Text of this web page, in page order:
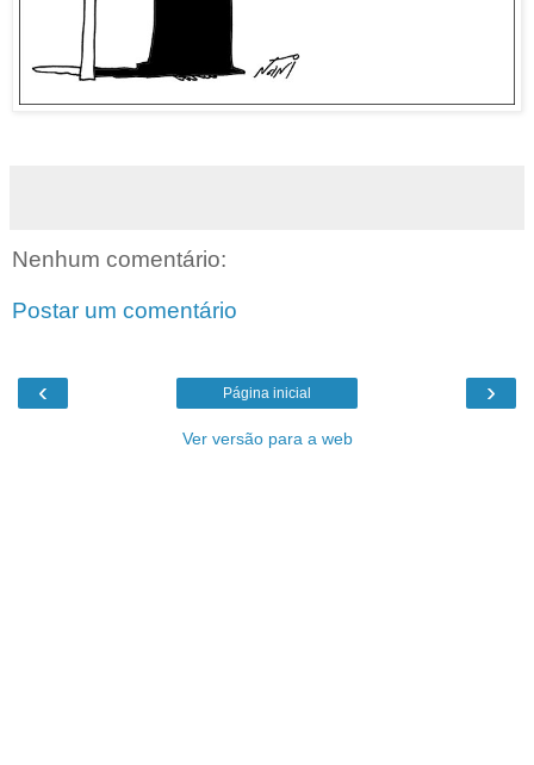
Nenhum comentário:
Postar um comentário
‹ ›
Página inicial
Ver versão para a web